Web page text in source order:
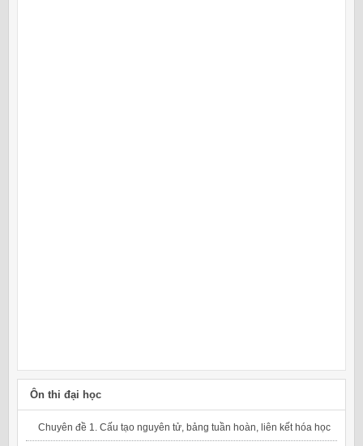
Ôn thi đại học
Chuyên đề 1. Cấu tạo nguyên tử, bảng tuần hoàn, liên kết hóa học